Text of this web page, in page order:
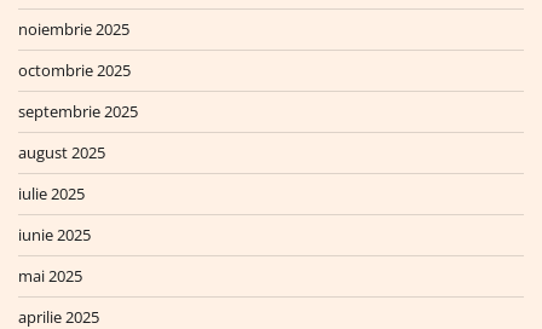
noiembrie 2025
octombrie 2025
septembrie 2025
august 2025
iulie 2025
iunie 2025
mai 2025
aprilie 2025